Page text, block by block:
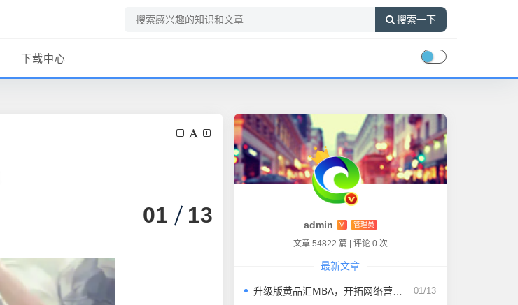
搜索一下
下载中心
01 13 admin V 管理员
文章 54822 篇 评论 0 次
最新文章
01/13
升级版黄品汇MBA，开拓网络营销新思路